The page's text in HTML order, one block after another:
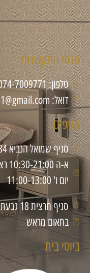
פרטי התקשרות
טלפון: 074-7009771
דואל: byb6471881@gmail.com
סניפים
סניף שמואל הנביא 84 ירושלים
א-ה 10:30-21:00 רצוף
יום ו' 11:00-13:00
סניף חרצית 18 גבעת זאב
בתאום מראש
ביוטי בית